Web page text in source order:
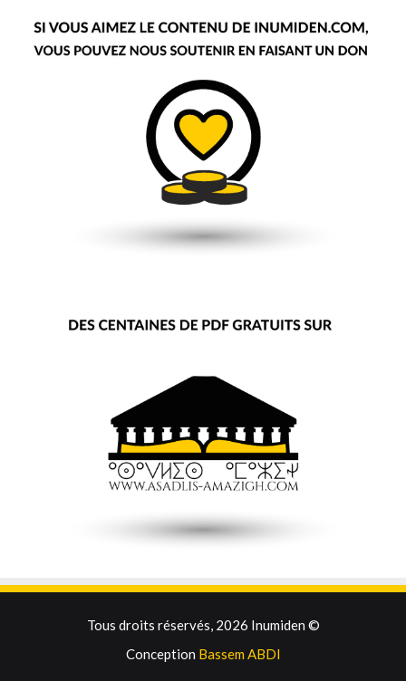
Tous droits réservés, 2026 Inumiden ©
Conception Bassem ABDI